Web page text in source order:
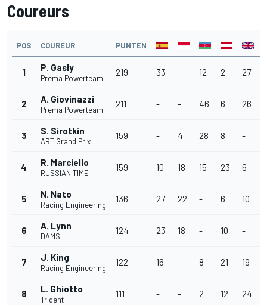
Coureurs
POS COUREUR PUNTEN
1 P. Gasly
Prema Powerteam
219 33 - 12 2 27
2 A. Giovinazzi
Prema Powerteam
211 - - 46 6 26
3 S. Sirotkin
ART Grand Prix
159 - 4 28 8 -
4 R. Marciello
RUSSIAN TIME
159 10 18 15 23 6
5 N. Nato
Racing Engineering
136 27 22 - 6 10
6 A. Lynn
DAMS
124 23 18 - 10 -
7 J. King
Racing Engineering
122 16 - 8 21 19
8 L. Ghiotto
Trident
111 - - 2 12 24